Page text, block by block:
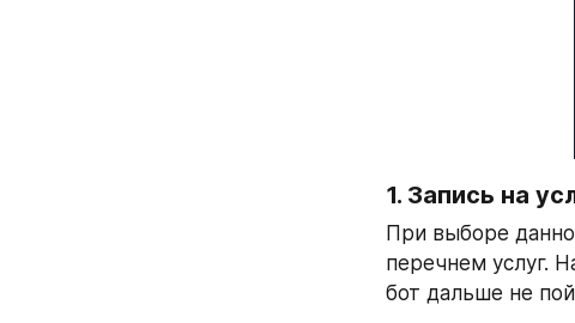
1. Запись на
При выборе
перечнем услуг.
бот дальше не